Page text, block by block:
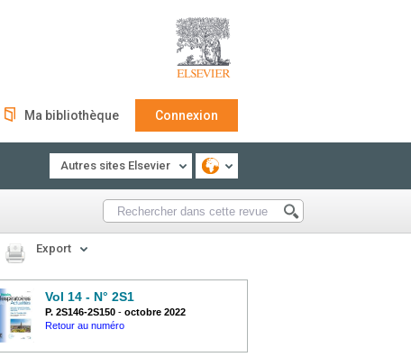
Ma bibliothèque Connexion
Autres sites Elsevier
Export
Vol 14 - N° 2S1
P. 2S146-2S150 - octobre 2022
Retour au numéro